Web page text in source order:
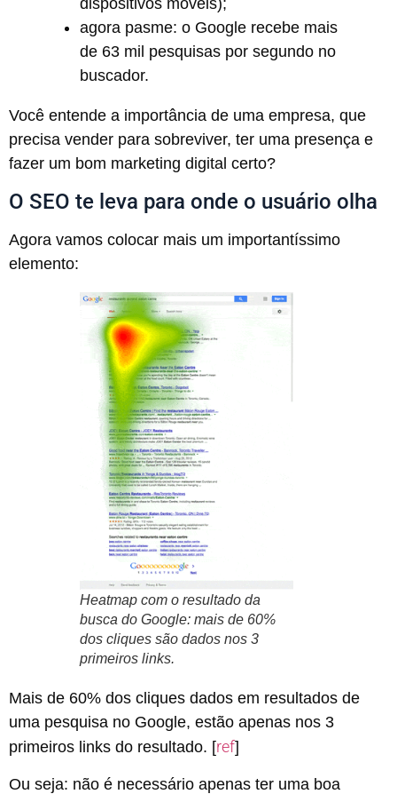
dispositivos móveis);
agora pasme: o Google recebe mais
de 63 mil pesquisas por segundo no
buscador.
Você entende a importância de uma empresa, que
precisa vender para sobreviver, ter uma presença e
fazer um bom marketing digital certo?
O SEO te leva para onde o usuário olha
Agora vamos colocar mais um importantíssimo
elemento:
Heatmap com o resultado da
busca do Google: mais de 60%
dos cliques são dados nos 3
primeiros links.
Mais de 60% dos cliques dados em resultados de
uma pesquisa no Google, estão apenas nos 3
primeiros links do resultado. [ref]
Ou seja: não é necessário apenas ter uma boa